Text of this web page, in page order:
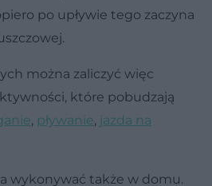
po upływie tego zaczyna
można zaliczyć więc
które pobudzają
, pływanie, jazda na
wykonywać także w domu.